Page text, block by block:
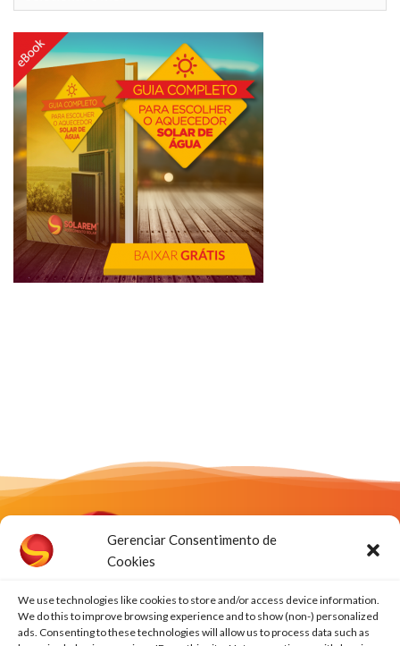
Gerenciar Consentimento de
Cookies
We use technologies like cookies to store and/or access device information.
We do this to improve browsing experience and to show (non-) personalized
ads. Consenting to these technologies will allow us to process data such as
Rua José Cavaline, 279